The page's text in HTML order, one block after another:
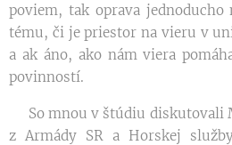
poviem, tak oprava jednoducho
tému, či je priestor na vieru v
a ak áno, ako nám viera
povinností.
So mnou v štúdiu diskutovali
z Armády SR a Horskej